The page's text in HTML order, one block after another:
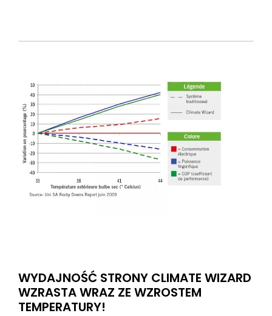
WYDAJNOŚĆ STRONY CLIMATE WIZARD
WZRASTA WRAZ ZE WZROSTEM
TEMPERATURY!